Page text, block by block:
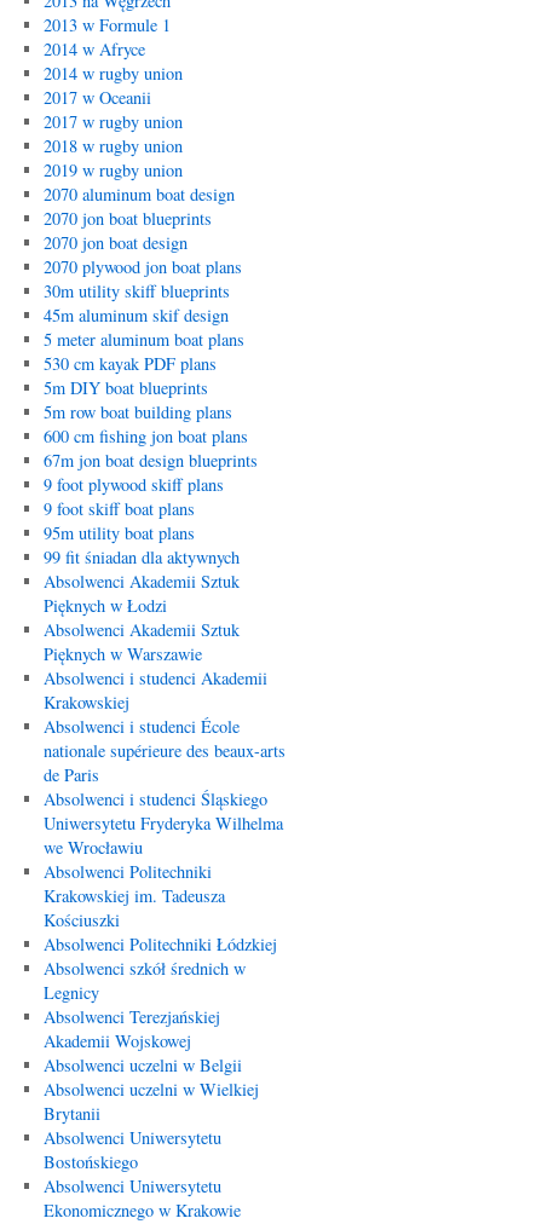
2013 w Formule 1
2014 w Afryce
2014 w rugby union
2017 w Oceanii
2017 w rugby union
2018 w rugby union
2019 w rugby union
2070 aluminum boat design
2070 jon boat blueprints
2070 jon boat design
2070 plywood jon boat plans
30m utility skiff blueprints
45m aluminum skif design
5 meter aluminum boat plans
530 cm kayak PDF plans
5m DIY boat blueprints
5m row boat building plans
600 cm fishing jon boat plans
67m jon boat design blueprints
9 foot plywood skiff plans
9 foot skiff boat plans
95m utility boat plans
99 fit śniadan dla aktywnych
Absolwenci Akademii Sztuk
Pięknych w Łodzi
Absolwenci Akademii Sztuk
Pięknych w Warszawie
Absolwenci i studenci Akademii
Krakowskiej
Absolwenci i studenci École
nationale supérieure des beaux-arts
de Paris
Absolwenci i studenci Śląskiego
Uniwersytetu Fryderyka Wilhelma
we Wrocławiu
Absolwenci Politechniki
Krakowskiej im. Tadeusza
Kościuszki
Absolwenci Politechniki Łódzkiej
Absolwenci szkół średnich w
Legnicy
Absolwenci Terezjańskiej
Akademii Wojskowej
Absolwenci uczelni w Belgii
Absolwenci uczelni w Wielkiej
Brytanii
Absolwenci Uniwersytetu
Bostońskiego
Absolwenci Uniwersytetu
Ekonomicznego w Krakowie